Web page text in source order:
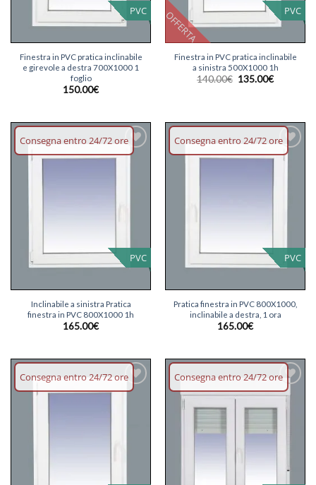
PVC
Finestra in PVC pratica inclinabile
e girevole a destra 700X1000 1
foglio
150.00€
OFFERTA PVC
Finestra in PVC pratica inclinabile
a sinistra 500X1000 1h
140.00€ Il
135.00€Il
Consegna entro 24/72 ore
PVC
Aggiungi
Inclinabile a sinistra Pratica
finestra in PVC 800X1000 1h
165.00€
Consegna entro 24/72 ore
PVC
Aggiungi
Pratica finestra in PVC 800X1000,
inclinabile a destra, 1 ora
165.00€
Consegna entro 24/72 ore
Aggiungi
Consegna entro 24/72 ore
Aggiungi